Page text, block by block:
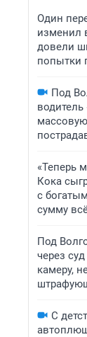
Один
изменил
довели
попытки
Под
«Теперь
Кока
с
сумму
Под
через
камеру,
С